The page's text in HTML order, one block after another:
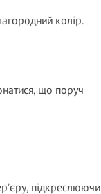
колір.
що поруч
підкреслюючи